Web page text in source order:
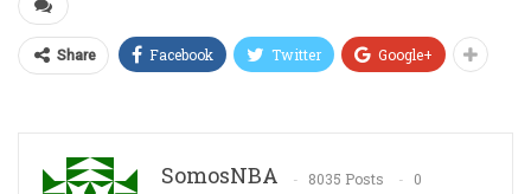
Share Facebook Twitter Google+
SomosNBA 8035 Posts
0